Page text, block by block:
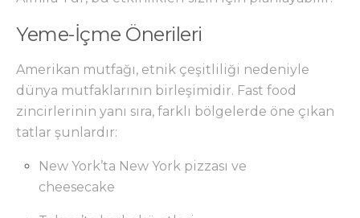
Yeme-İçme Önerileri
Amerikan mutfağı, etnik çeşitliliği nedeniyle
dünya mutfaklarının birleşimidir. Fast food
zincirlerinin yanı sıra, farklı bölgelerde öne çıkan
tatlar şunlardır:
New York’ta New York pizzası ve
cheesecake